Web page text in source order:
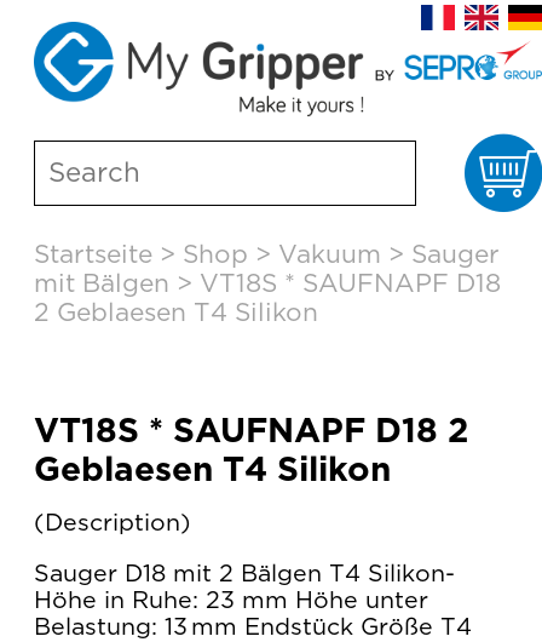
content
Startseite > Shop > Vakuum > Sauger
mit Bälgen > VT18S * SAUFNAPF D18
2 Geblaesen T4 Silikon
VT18S * SAUFNAPF D18 2
Geblaesen T4 Silikon
Description
Sauger D18 mit 2 Bälgen T4 Silikon-
Höhe in Ruhe: 23 mm Höhe unter
Belastung: 13 mm Endstück Größe T4